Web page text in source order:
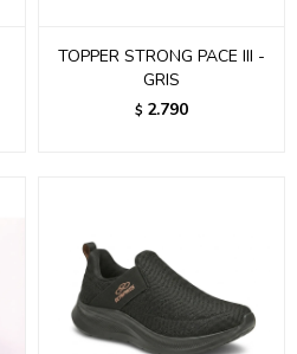
TOPPER STRONG PACE III -
GRIS
$ 2.790